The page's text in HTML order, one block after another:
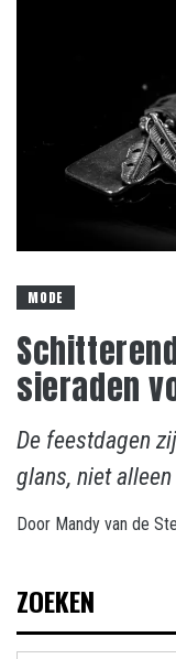
MODE
sieraden
De feestdagen
glans, niet
Door Mandy van de
ZOEKEN